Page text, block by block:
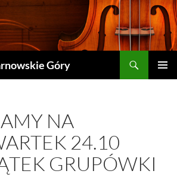
Góry
NA
24.10
GRUPÓWKI